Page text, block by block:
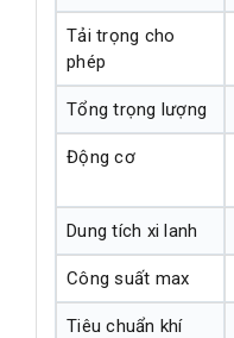
Tải trọng cho
phép
Tổng trọng lượng
Động cơ
Dung tích xi lanh
Công suất max
Tiêu chuẩn khí